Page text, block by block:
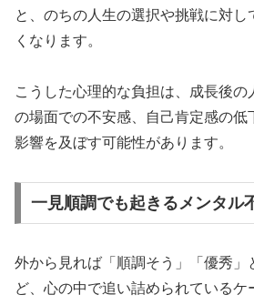
と、のちの人生の選択や挑戦に対し
くなります。
こうした心理的な負担は、成長後
の場面での不安感、自己肯定感の低
影響を及ぼす可能性があります。
一見順調でも起きるメンタル
外から見れば「順調そう」「優秀」
ど、心の中で追い詰められているケ